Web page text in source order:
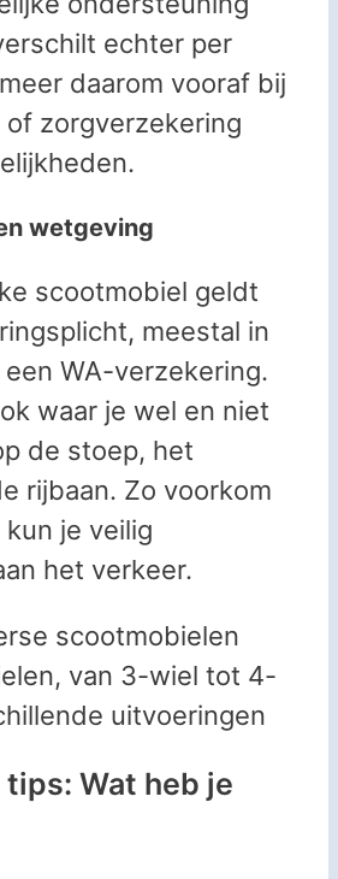
echter per
daarom vooraf bij
zorgverzekering
wetgeving
scootmobiel geldt
meestal in
WA-verzekering.
waar je wel en niet
de stoep, het
rijbaan. Zo voorkom
je veilig
het verkeer.
Wat heb je